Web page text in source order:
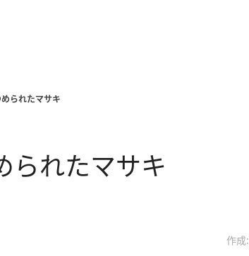
められたマサキ
られたマサキ
作成